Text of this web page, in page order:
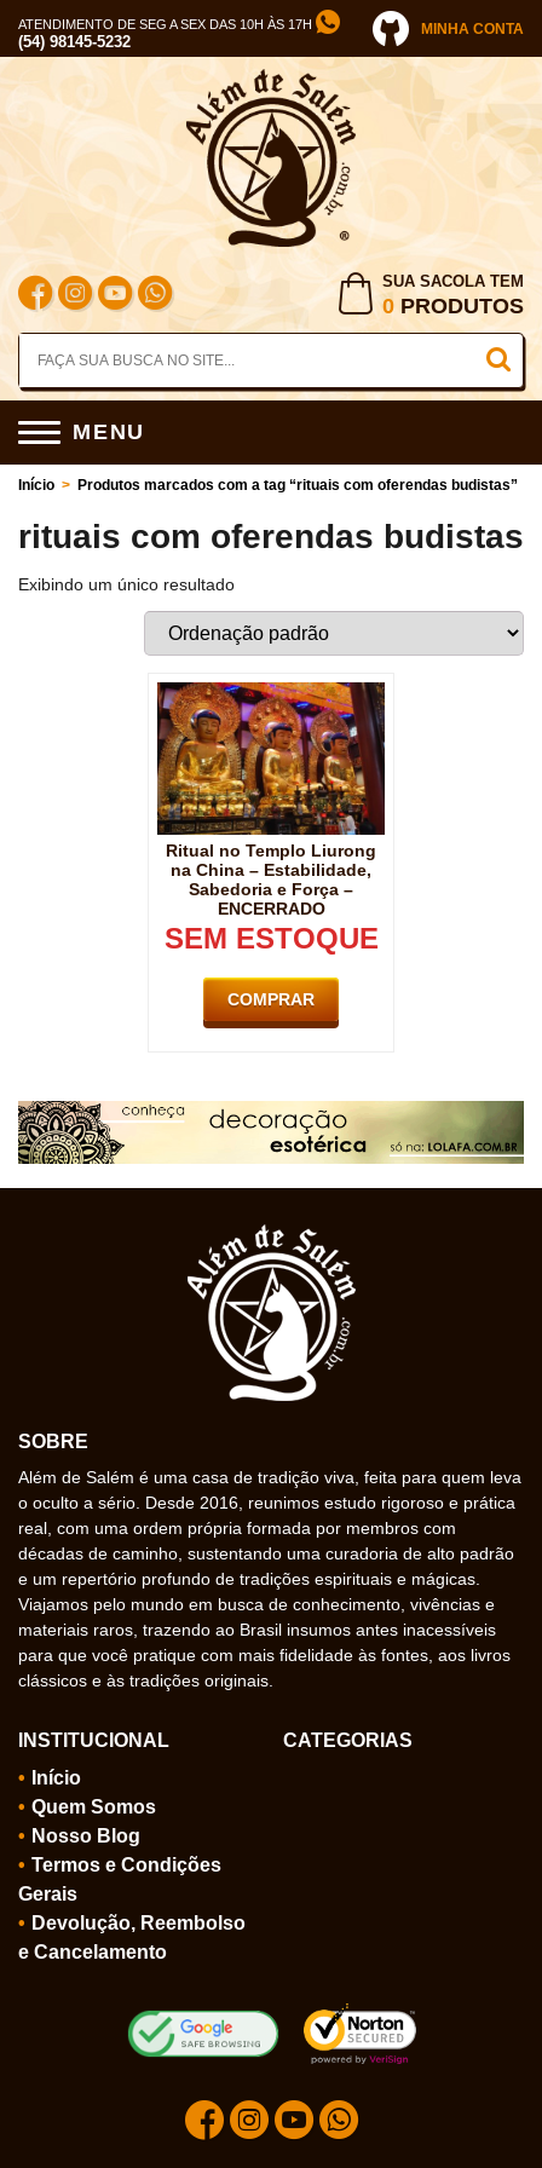
ATENDIMENTO DE SEG A SEX DAS 10H ÀS 17H
(54) 98145-5232
MINHA CONTA
SUA SACOLA TEM
0 PRODUTOS
MENU
Início > Produtos marcados com a tag “rituais com oferendas budistas”
rituais com oferendas budistas
Exibindo um único resultado
Ritual no Templo Liurong
na China – Estabilidade,
Sabedoria e Força –
ENCERRADO
SEM ESTOQUE
COMPRAR
SOBRE
Além de Salém é uma casa de tradição viva, feita para quem leva
o oculto a sério. Desde 2016, reunimos estudo rigoroso e prática
real, com uma ordem própria formada por membros com
décadas de caminho, sustentando uma curadoria de alto padrão
e um repertório profundo de tradições espirituais e mágicas.
Viajamos pelo mundo em busca de conhecimento, vivências e
materiais raros, trazendo ao Brasil insumos antes inacessíveis
para que você pratique com mais fidelidade às fontes, aos livros
clássicos e às tradições originais.
INSTITUCIONAL
Início
Quem Somos
Nosso Blog
Termos e Condições
Gerais
Devolução, Reembolso
e Cancelamento
CATEGORIAS